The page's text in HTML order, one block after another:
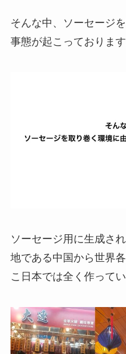
そんな中、ソーセージ
事態が起こっております
ソーセージ用に生成さ
地である中国から世界
こ日本では全く作ってい